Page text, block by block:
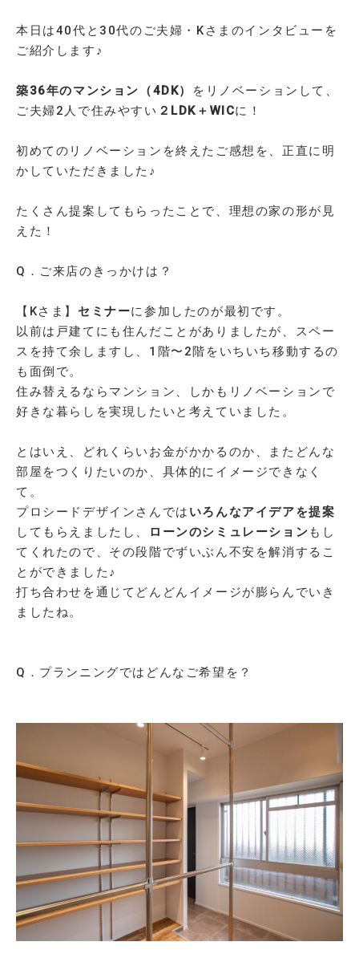
本日は40代と30代のご夫婦・Kさまのインタビューを
ご紹介します♪
築36年のマンション（4DK）
をリノベーションして、
ご夫婦2人で住みやすい ２LDK＋WICに！
初めてのリノベーションを終えたご感想を、正直に明
かしていただきました♪
たくさん提案してもらったことで、理想の家の形が見
えた！
Q．ご来店のきっかけは？
【Kさま】 セミナーに参加したのが最初です。
以前は戸建てにも住んだことがありましたが、スペー
スを持て余しますし、1階〜2階をいちいち移動するの
も面倒で。
住み替えるならマンション、しかもリノベーションで
好きな暮らしを実現したいと考えていました。
とはいえ、どれくらいお金がかかるのか、またどんな
部屋をつくりたいのか、具体的にイメージできなく
て。
プロシードデザインさんでは いろんなアイデアを提案
してもらえましたし、
ローンのシミュレーション もし
てくれたので、その段階でずいぶん不安を解消するこ
とができました♪
打ち合わせを通じてどんどんイメージが膨らんでいき
ましたね。
Q．プランニングではどんなご希望を？